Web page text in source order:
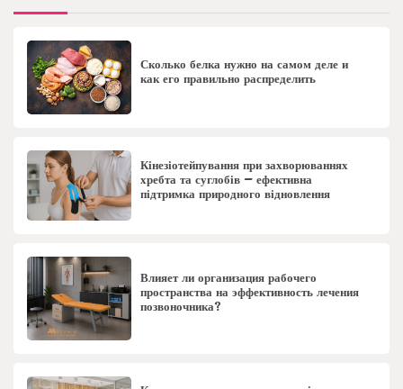
Сколько белка нужно на самом деле и
как его правильно распределить
Кінезіотейпування при захворюваннях
хребта та суглобів – ефективна
підтримка природного відновлення
Влияет ли организация рабочего
пространства на эффективность лечения
позвоночника?